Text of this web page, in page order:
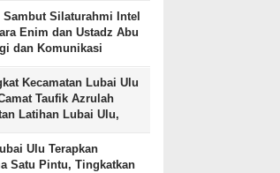
Sambut Silaturahmi Intel
Enim dan Ustadz Abu
dan Komunikasi
Kecamatan Lubai Ulu
Taufik Azrulah
Latihan Lubai Ulu,
Ulu Terapkan
Satu Pintu, Tingkatkan